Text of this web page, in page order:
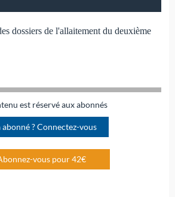
dossiers de l'allaitement du deuxième
est réservé aux abonnés
abonné ? Connectez-vous
vous pour 42€